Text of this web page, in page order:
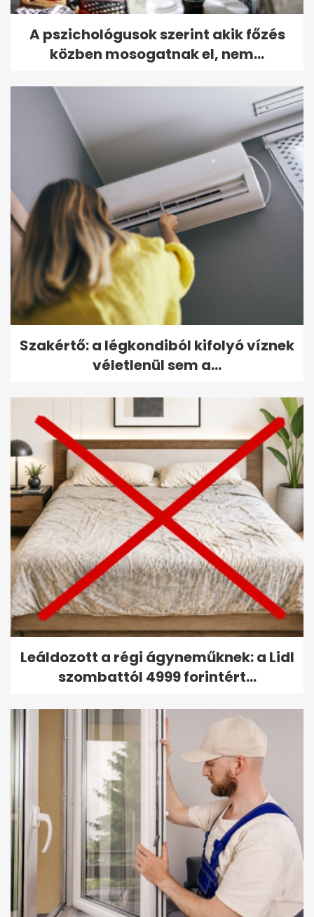
A pszichológusok szerint akik főzés
közben mosogatnak el, nem...
Szakértő: a légkondiból kifolyó víznek
véletlenül sem a...
Leáldozott a régi ágyneműknek: a Lidl
szombattól 4999 forintért...